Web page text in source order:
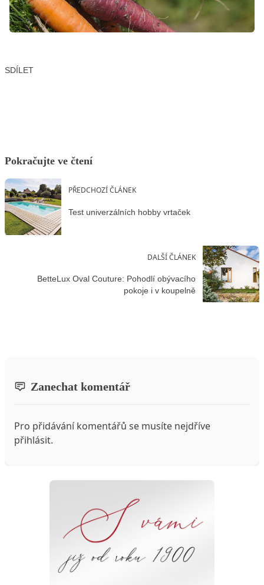
SDÍLET
Pokračujte ve čtení
PŘEDCHOZÍ ČLÁNEK
Test univerzálních hobby vrtaček
DALŠÍ ČLÁNEK
BetteLux Oval Couture: Pohodlí obývacího
pokoje i v koupelně
Zanechat komentář
Pro přidávání komentářů se musíte nejdříve
přihlásit.